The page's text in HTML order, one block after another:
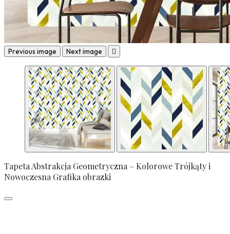
Previous image Next image 
Tapeta Abstrakcja Geometryczna – Kolorowe Trójkąty i
Nowoczesna Grafika obrazki